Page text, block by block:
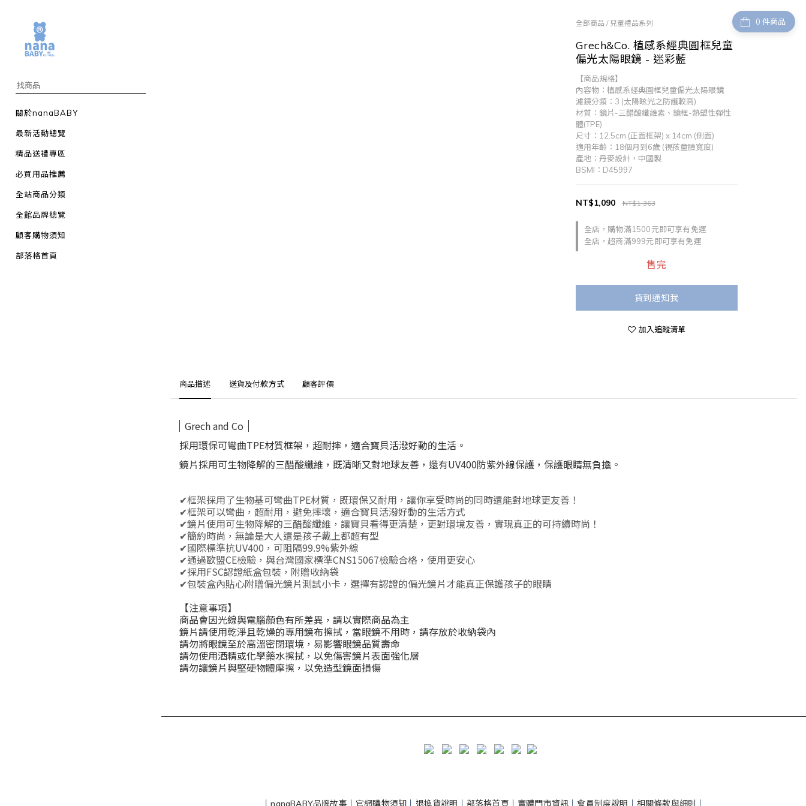
關於nanaBABY
最新活動總覽
精品送禮專區
必買用品推薦
全站商品分類
全館品牌總覽
顧客購物須知
部落格首頁
件商品
全部商品 / 兒童禮品系列
Grech&Co. 植感系經典圓框兒童
偏光太陽眼鏡 - 迷彩藍
【商品規格】
內容物：植感系經典圓框兒童偏光太陽眼鏡
濾鏡分類：3 (太陽眩光之防護較高)
材質：鏡片-三醋酸纖維素、鏡框-熱塑性彈性
體(TPE)
尺寸：12.5cm (正面框架) x 14cm (側面)
適用年齡：18個月到6歲 (視孩童臉寬度)
產地：丹麥設計，中國製
BSMI：D45997
全店，購物滿1500元即可享有免運
全店，超商滿999元即可享有免運
NT$1,363
NT$1,090
售完
貨到通知我
加入追蹤清單
商品描述 送貨及付款方式 顧客評價
Grech and Co
採用環保可彎曲TPE材質框架，超耐摔，適合寶貝活潑好動的生活。
鏡片採用可生物降解的三醋酸纖維，既清晰又對地球友善，還有UV400防紫外線保護，保護眼睛無負擔。
✔框架採用了生物基可彎曲TPE材質，既環保又耐用，讓你享受時尚的同時還能對地球更友善！
✔框架可以彎曲，超耐用，避免摔壞，適合寶貝活潑好動的生活方式
✔鏡片使用可生物降解的三醋酸纖維，讓寶貝看得更清楚，更對環境友善，實現真正的可持續時尚！
✔簡約時尚，無論是大人還是孩子戴上都超有型
✔國際標準抗UV400，可阻隔99.9%紫外線
✔通過歐盟CE檢驗，與台灣國家標準CNS15067檢驗合格，使用更安心
✔採用FSC認證紙盒包裝，附贈收納袋
✔包裝盒內貼心附贈偏光鏡片測試小卡，選擇有認證的偏光鏡片才能真正保護孩子的眼睛
【注意事項】
商品會因光線與電腦顏色有所差異，請以實際商品為主
鏡片請使用乾淨且乾燥的專用鏡布擦拭，當眼鏡不用時，請存放於收納袋內
請勿將眼鏡至於高溫密閉環境，易影響眼鏡品質壽命
請勿使用酒精或化學藥水擦拭，以免傷害鏡片表面強化層
請勿讓鏡片與堅硬物體摩擦，以免造型鏡面損傷
丨nanaBABY品牌故事 官網購物須知 退換貨說明 部落格首頁 實體門市資訊 丨會員制度說明 相關條款與細則